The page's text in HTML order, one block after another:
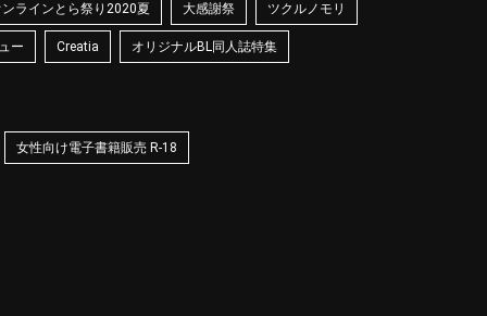
ラインとら祭り2020夏 大感謝祭 ツクルノモリ
ー Creatia オリジナルBL同人誌特集
女性向け電子書籍販売 R-18